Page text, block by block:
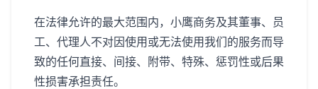
在法律允许的最大范围内，小鹰商务及其董事、员
工、代理人不对因使用或无法使用我们的服务而导
致的任何直接、间接、附带、特殊、惩罚性或后果
性损害承担责任。